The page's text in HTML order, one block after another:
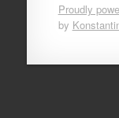
Proudly
by